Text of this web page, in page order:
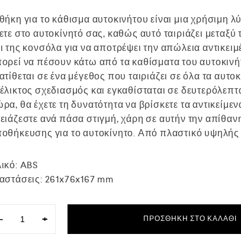
για το κάθισμα αυτοκινήτου είναι μια χρήσιμη
στο αυτοκίνητό σας, καθώς αυτό ταιριάζει μεταξύ
της κονσόλα για να αποτρέψει την απώλεια
να πέσουν κάτω από τα καθίσματα του
σε ένα μέγεθος που ταιριάζει σε όλα τα
σχεδιασμός και εγκαθίσταται σε
θα έχετε τη δυνατότητα να βρίσκετε τα
ανά πάσα στιγμή, χάρη σε αυτήν την
για το αυτοκίνητο. Από πλαστικό υψηλής
ABS
261x76x167 mm
+ ΠΡΟΣΘΉΚΗ ΣΤΟ ΚΑΛΆΘΙ